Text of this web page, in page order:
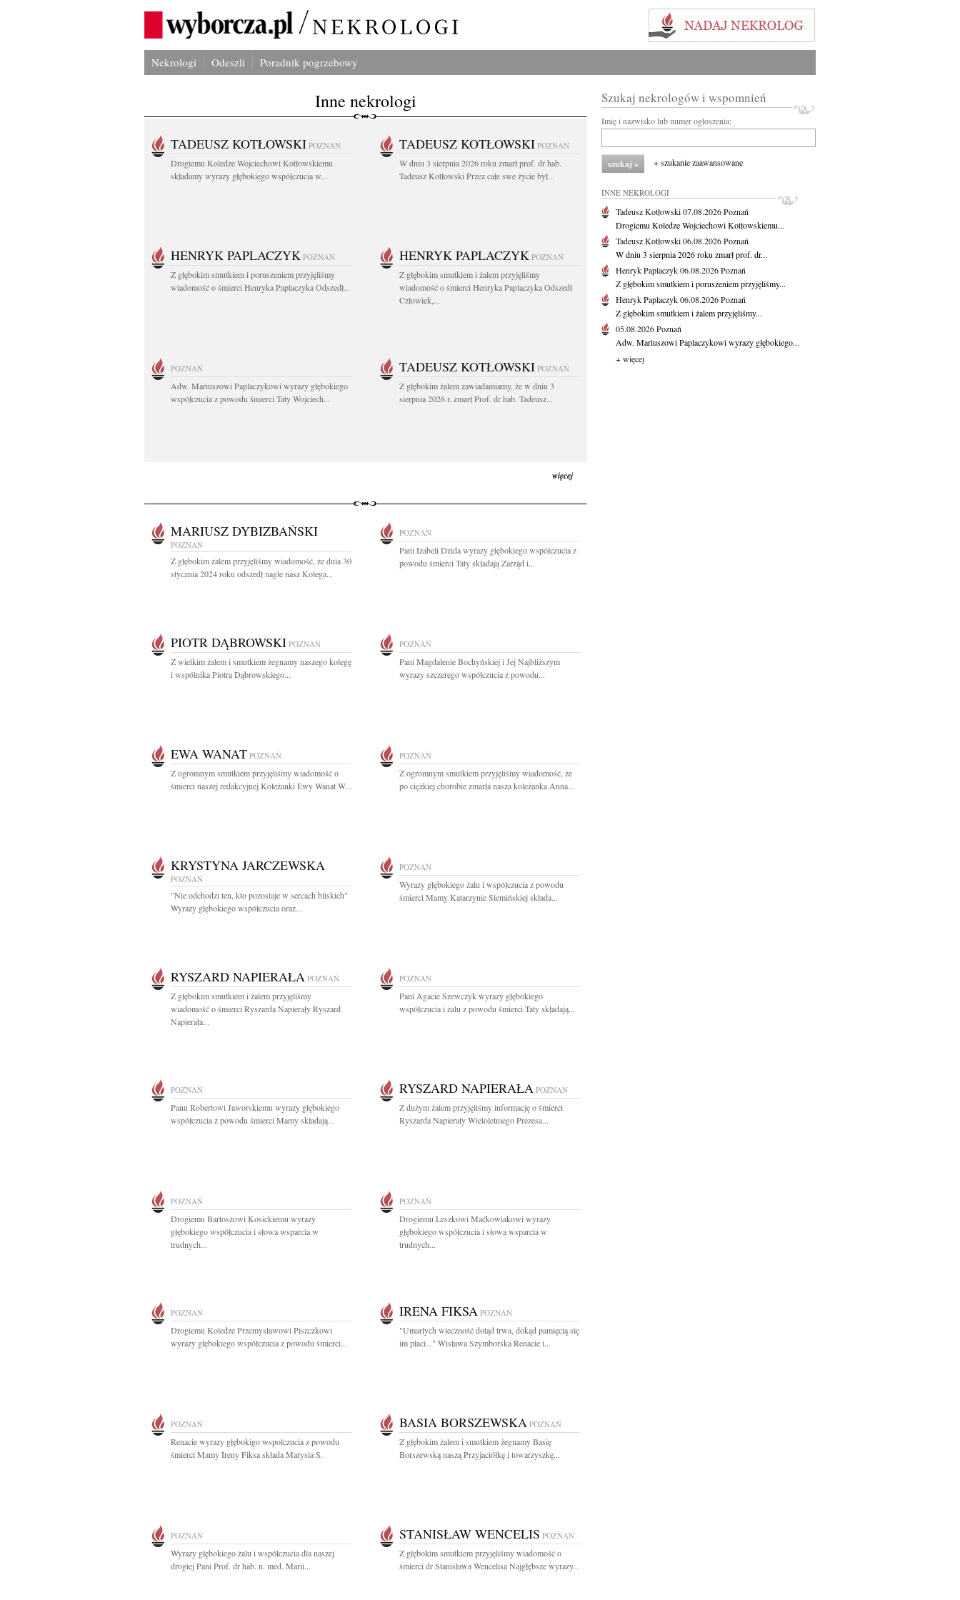
Nekrologi Odeszli Poradnik pogrzebowy
Inne nekrologi
TADEUSZ KOTŁOWSKI POZNAŃ
Drogiemu Koledze Wojciechowi Kotłowskiemu
składamy wyrazy głębokiego współczucia w...
TADEUSZ KOTŁOWSKI POZNAŃ
W dniu 3 sierpnia 2026 roku zmarł prof. dr hab.
Tadeusz Kotłowski Przez całe swe życie był...
HENRYK PAPLACZYK POZNAŃ
Z głębokim smutkiem i poruszeniem przyjęliśmy
wiadomość o śmierci Henryka Paplaczyka Odszedł...
HENRYK PAPLACZYK POZNAŃ
Z głębokim smutkiem i żalem przyjęliśmy
wiadomość o śmierci Henryka Paplaczyka Odszedł
Człowiek,...
POZNAŃ
Adw. Mariuszowi Paplaczykowi wyrazy głębokiego
współczucia z powodu śmierci Taty Wojciech...
TADEUSZ KOTŁOWSKI POZNAŃ
Z głębokim żalem zawiadamiamy, że w dniu 3
sierpnia 2026 r. zmarł Prof. dr hab. Tadeusz...
więcej
MARIUSZ DYBIZBAŃSKI
POZNAŃ
Z głębokim żalem przyjęliśmy wiadomość, że dnia 30
stycznia 2024 roku odszedł nagle nasz Kolega...
POZNAŃ
Pani Izabeli Dzida wyrazy głębokiego współczucia z
powodu śmierci Taty składają Zarząd i...
PIOTR DĄBROWSKI POZNAŃ
Z wielkim żalem i smutkiem żegnamy naszego kolegę
i wspólnika Piotra Dąbrowskiego...
POZNAŃ
Pani Magdalenie Bochyńskiej i Jej Najbliższym
wyrazy szczerego współczucia z powodu...
EWA WANAT POZNAŃ
Z ogromnym smutkiem przyjęliśmy wiadomość o
śmierci naszej redakcyjnej Koleżanki Ewy Wanat W...
POZNAŃ
Z ogromnym smutkiem przyjęliśmy wiadomość, że
po ciężkiej chorobie zmarła nasza koleżanka Anna...
KRYSTYNA JARCZEWSKA
POZNAŃ
"Nie odchodzi ten, kto pozostaje w sercach bliskich"
Wyrazy głębokiego współczucia oraz...
POZNAŃ
Wyrazy głębokiego żalu i współczucia z powodu
śmierci Mamy Katarzynie Siemińskiej składa...
RYSZARD NAPIERAŁA POZNAŃ
Z głębokim smutkiem i żalem przyjęliśmy
wiadomość o śmierci Ryszarda Napierały Ryszard
Napierała...
POZNAŃ
Pani Agacie Szewczyk wyrazy głębokiego
współczucia i żalu z powodu śmierci Taty składają...
POZNAŃ
Panu Robertowi Jaworskiemu wyrazy głębokiego
współczucia z powodu śmierci Mamy składają...
RYSZARD NAPIERAŁA POZNAŃ
Z dużym żalem przyjęliśmy informację o śmierci
Ryszarda Napierały Wieloletniego Prezesa...
POZNAŃ
Drogiemu Bartoszowi Kosickiemu wyrazy
głębokiego współczucia i słowa wsparcia w
trudnych...
POZNAŃ
Drogiemu Leszkowi Maćkowiakowi wyrazy
głębokiego współczucia i słowa wsparcia w
trudnych...
POZNAŃ
Drogiemu Koledze Przemysławowi Piszczkowi
wyrazy głębokiego współczucia z powodu śmierci...
IRENA FIKSA POZNAŃ
"Umarłych wieczność dotąd trwa, dokąd pamięcią się
im płaci..." Wisława Szymborska Renacie i...
POZNAŃ
Renacie wyrazy głębokigo wspolczucia z powodu
śmierci Mamy Ireny Fiksa składa Marysia S.
BASIA BORSZEWSKA POZNAŃ
Z głębokim żalem i smutkiem żegnamy Basię
Borszewską naszą Przyjaciółkę i towarzyszkę...
POZNAŃ
Wyrazy głębokiego żalu i współczucia dla naszej
drogiej Pani Prof. dr hab. n. med. Marii...
STANISŁAW WENCELIS POZNAŃ
Z głębokim smutkiem przyjęliśmy wiadomość o
śmierci dr Stanisława Wencelisa Najgłębsze wyrazy...
Szukaj nekrologów i wspomnień
Imię i nazwisko lub numer ogłoszenia:
+ szukanie zaawansowane
INNE NEKROLOGI
Tadeusz Kotłowski07.08.2026Poznań
Drogiemu Koledze Wojciechowi Kotłowskiemu...
Tadeusz Kotłowski06.08.2026Poznań
W dniu 3 sierpnia 2026 roku zmarł prof. dr...
Henryk Paplaczyk06.08.2026Poznań
Z głębokim smutkiem i poruszeniem przyjęliśmy...
Henryk Paplaczyk06.08.2026Poznań
Z głębokim smutkiem i żalem przyjęliśmy...
05.08.2026Poznań
Adw. Mariuszowi Paplaczykowi wyrazy głębokiego...
+ więcej